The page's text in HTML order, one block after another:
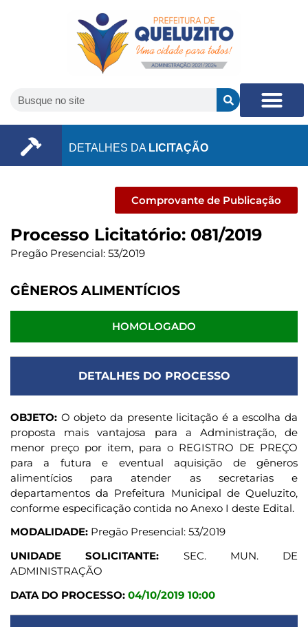
DETALHES DA LICITAÇÃO
Comprovante de Publicação
Processo Licitatório: 081/2019
Pregão Presencial: 53/2019
GÊNEROS ALIMENTÍCIOS
HOMOLOGADO
DETALHES DO PROCESSO
OBJETO: O objeto da presente licitação é a escolha da
proposta mais vantajosa para a Administração, de
menor preço por item, para o REGISTRO DE PREÇO
para a futura e eventual aquisição de gêneros
alimentícios para atender as secretarias e
departamentos da Prefeitura Municipal de Queluzito,
conforme especificação contida no Anexo I deste Edital.
MODALIDADE: Pregão Presencial: 53/2019
UNIDADE SOLICITANTE: SEC. MUN. DE
ADMINISTRAÇÃO
DATA DO PROCESSO: 04/10/2019 10:00